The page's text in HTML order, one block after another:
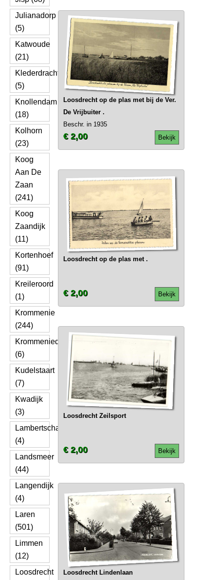
Julianadorp
(5)
Katwoude
(21)
Klederdracht
(5)
Knollendam
(18)
Kolhorn
(23)
Koog
Aan De
Zaan
(241)
Koog
Zaandijk
(11)
Kortenhoef
(91)
Kreileroord
(1)
Krommenie
(244)
Krommeniedijk
(6)
Kudelstaart
(7)
Kwadijk
(3)
Lambertschaag
(4)
Landsmeer
(44)
Langendijk
(4)
Laren
(501)
Limmen
(12)
Loosdrecht
Loosdrecht op de plas met bij de Ver.
De Vrijbuiter .
Beschr. in 1935
Bekijk
€ 2,00
Loosdrecht op de plas met .
Bekijk
€ 2,00
Loosdrecht Zeilsport
Bekijk
€ 2,00
Loosdrecht Lindenlaan